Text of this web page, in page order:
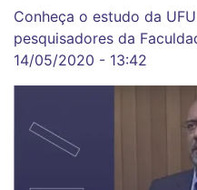
Conheça o estudo da
pesquisadores da
14/05/2020 - 13:42